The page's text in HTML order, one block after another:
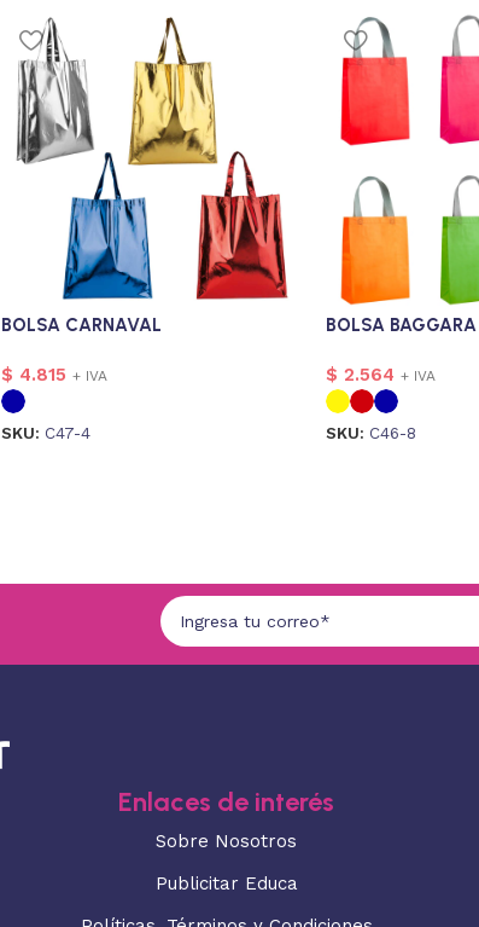
BOLSA CARNAVAL
$ 4.815 + IVA
SKU: C47-4
BOLSA BAGGARA
$ 2.564 + IVA
SKU: C46-8
Enlaces de interés
Sobre Nosotros
Publicitar Educa